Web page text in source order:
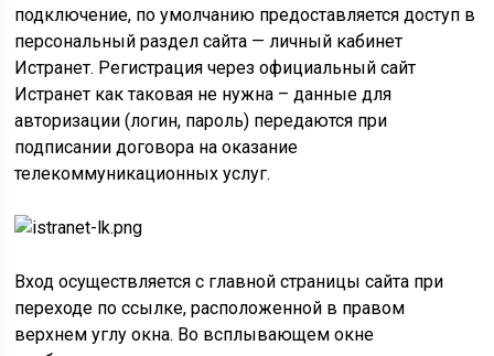
подключение, по умолчанию предоставляется доступ в
персональный раздел сайта — личный кабинет
Истранет. Регистрация через официальный сайт
Истранет как таковая не нужна – данные для
авторизации (логин, пароль) передаются при
подписании договора на оказание
телекоммуникационных услуг.
Вход осуществляется с главной страницы сайта при
переходе по ссылке, расположенной в правом
верхнем углу окна. Во всплывающем окне